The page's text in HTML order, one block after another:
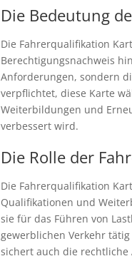
Die Bedeutung
Die Fahrerqualifikation
Berechtigungsnachweis
Anforderungen, sondern
verpflichtet, diese Karte
Weiterbildungen und
verbessert wird.
Die Rolle der
Die Fahrerqualifikation
Qualifikationen und
sie für das Führen von
gewerblichen Verkehr
sichert auch die